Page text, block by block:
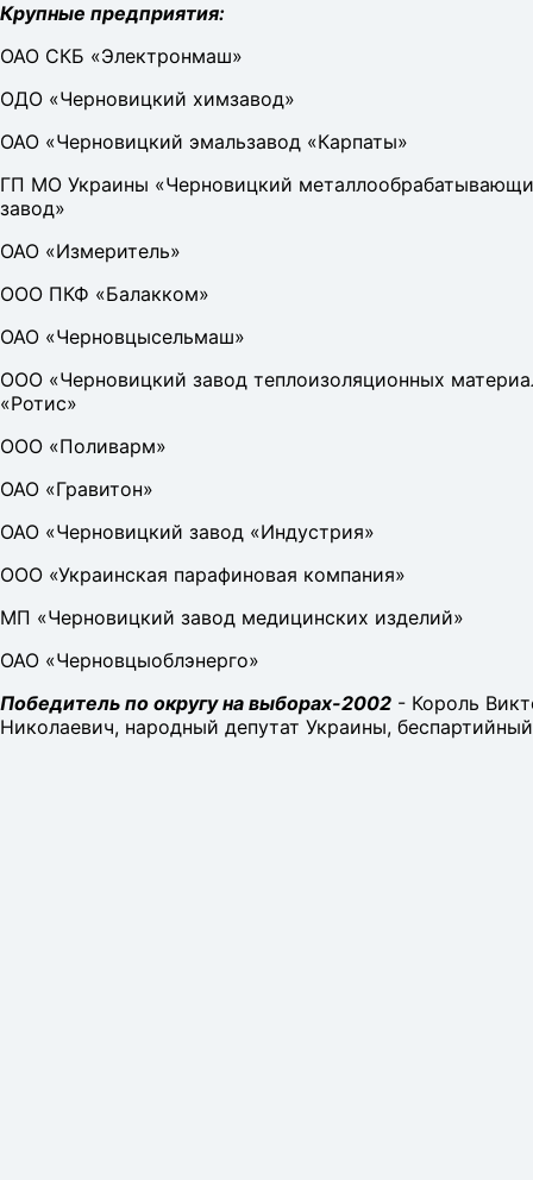
Крупные предприятия:
ОАО СКБ «Электронмаш»
ОДО «Черновицкий химзавод»
ОАО «Черновицкий эмальзавод «Карпаты»
ГП МО Украины «Черновицкий
завод»
ОАО «Измеритель»
ООО ПКФ «Балакком»
ОАО «Черновцысельмаш»
ООО «Черновицкий завод теплоизоляционных
«Ротис»
ООО «Поливарм»
ОАО «Гравитон»
ОАО «Черновицкий завод «Индустрия»
ООО «Украинская парафиновая компания»
МП «Черновицкий завод медицинских изделий»
ОАО «Черновцыоблэнерго»
Победитель по округу на выборах-2002 - Король
Николаевич, народный депутат Украины,